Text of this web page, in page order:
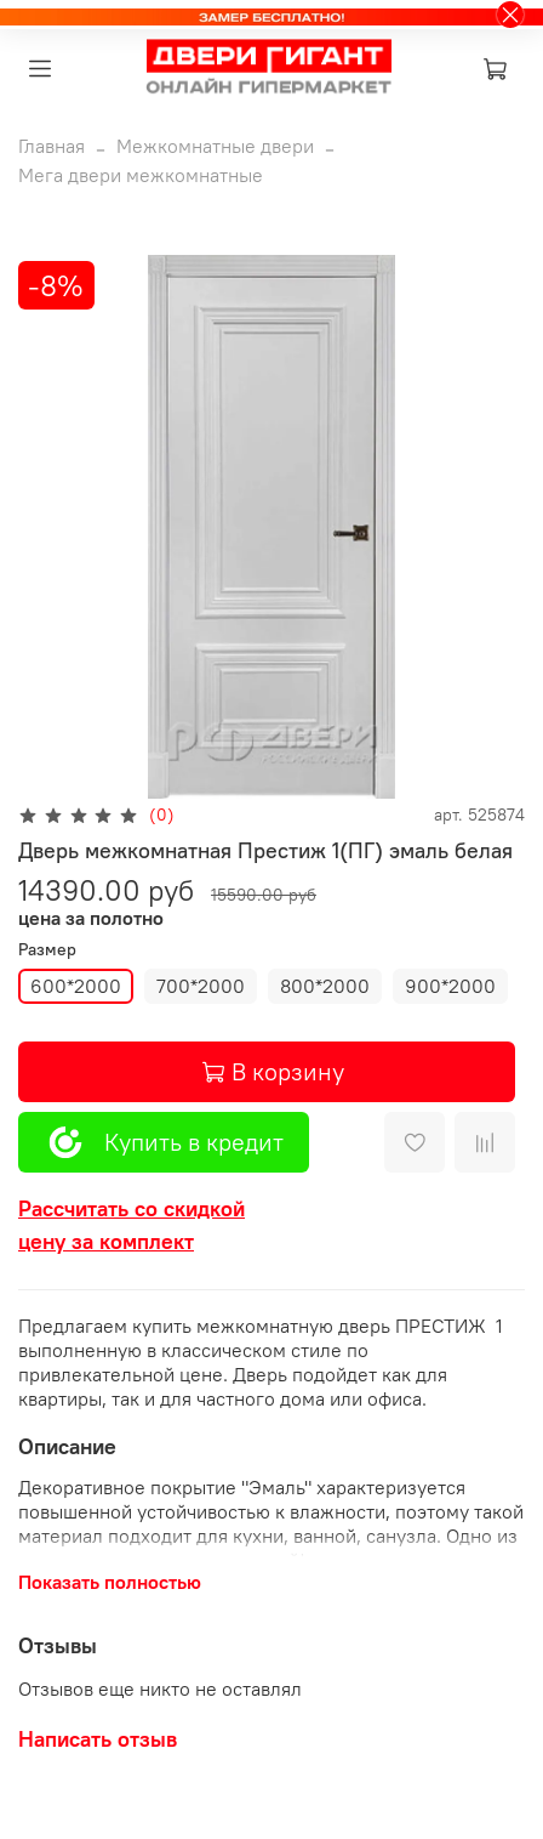
Главная
Межкомнатные двери
Мега двери межкомнатные
-8%
(0) арт. 525874
Дверь межкомнатная Престиж 1(ПГ) эмаль белая
14390.00 руб 15590.00 руб
цена за полотно
Размер
600*2000 700*2000 800*2000 900*2000
В корзину
Купить в кредит
Рассчитать со скидкой
цену за комплект
Предлагаем купить межкомнатную дверь ПРЕСТИЖ 1
выполненную в классическом стиле по
привлекательной цене. Дверь подойдет как для
квартиры, так и для частного дома или офиса.
Описание
Декоративное покрытие "Эмаль" характеризуется
повышенной устойчивостью к влажности, поэтому такой
материал подходит для кухни, ванной, санузла. Одно из
Показать полностью
Отзывы
Отзывов еще никто не оставлял
Написать отзыв